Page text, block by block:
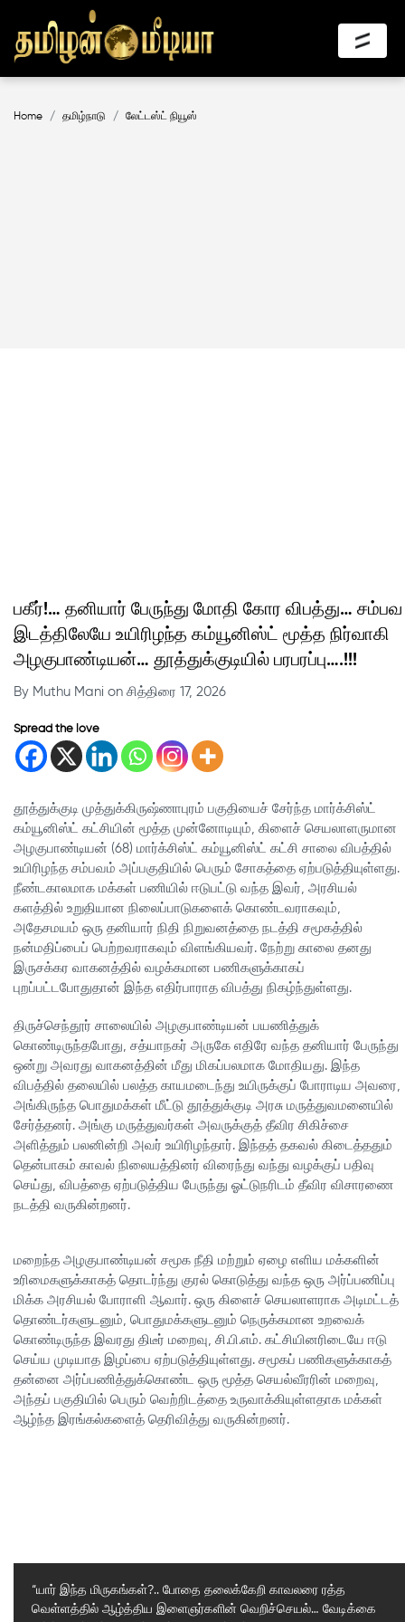
Home தமிழ்நாடு லேட்டஸ்ட் நியூஸ்
பகீர்!… தனியார் பேருந்து மோதி கோர விபத்து… சம்பவ
இடத்திலேயே உயிரிழந்த கம்யூனிஸ்ட் மூத்த நிர்வாகி
அழகுபாண்டியன்… தூத்துக்குடியில் பரபரப்பு….!!!
By Muthu Mani on சித்திரை 17, 2026
Spread the love
தூத்துக்குடி முத்துக்கிருஷ்ணாபுரம் பகுதியைச் சேர்ந்த மார்க்சிஸ்ட்
கம்யூனிஸ்ட் கட்சியின் மூத்த முன்னோடியும், கிளைச் செயலாளருமான
அழகுபாண்டியன் (68) மார்க்சிஸ்ட் கம்யூனிஸ்ட் கட்சி சாலை விபத்தில்
உயிரிழந்த சம்பவம் அப்பகுதியில் பெரும் சோகத்தை ஏற்படுத்தியுள்ளது.
நீண்டகாலமாக மக்கள் பணியில் ஈடுபட்டு வந்த இவர், அரசியல்
களத்தில் உறுதியான நிலைப்பாடுகளைக் கொண்டவராகவும்,
அதேசமயம் ஒரு தனியார் நிதி நிறுவனத்தை நடத்தி சமூகத்தில்
நன்மதிப்பைப் பெற்றவராகவும் விளங்கியவர். நேற்று காலை தனது
இருசக்கர வாகனத்தில் வழக்கமான பணிகளுக்காகப்
புறப்பட்டபோதுதான் இந்த எதிர்பாராத விபத்து நிகழ்ந்துள்ளது.
திருச்செந்தூர் சாலையில் அழகுபாண்டியன் பயணித்துக்
கொண்டிருந்தபோது, சத்யாநகர் அருகே எதிரே வந்த தனியார் பேருந்து
ஒன்று அவரது வாகனத்தின் மீது மிகப்பலமாக மோதியது. இந்த
விபத்தில் தலையில் பலத்த காயமடைந்து உயிருக்குப் போராடிய அவரை,
அங்கிருந்த பொதுமக்கள் மீட்டு தூத்துக்குடி அரசு மருத்துவமனையில்
சேர்த்தனர். அங்கு மருத்துவர்கள் அவருக்குத் தீவிர சிகிச்சை
அளித்தும் பலனின்றி அவர் உயிரிழந்தார். இந்தத் தகவல் கிடைத்ததும்
தென்பாகம் காவல் நிலையத்தினர் விரைந்து வந்து வழக்குப் பதிவு
செய்து, விபத்தை ஏற்படுத்திய பேருந்து ஓட்டுநரிடம் தீவிர விசாரணை
நடத்தி வருகின்றனர்.
மறைந்த அழகுபாண்டியன் சமூக நீதி மற்றும் ஏழை எளிய மக்களின்
உரிமைகளுக்காகத் தொடர்ந்து குரல் கொடுத்து வந்த ஒரு அர்ப்பணிப்பு
மிக்க அரசியல் போராளி ஆவார். ஒரு கிளைச் செயலாளராக அடிமட்டத்
தொண்டர்களுடனும், பொதுமக்களுடனும் நெருக்கமான உறவைக்
கொண்டிருந்த இவரது திடீர் மறைவு, சி.பி.எம். கட்சியினரிடையே ஈடு
செய்ய முடியாத இழப்பை ஏற்படுத்தியுள்ளது. சமூகப் பணிகளுக்காகத்
தன்னை அர்ப்பணித்துக்கொண்ட ஒரு மூத்த செயல்வீரரின் மறைவு,
அந்தப் பகுதியில் பெரும் வெற்றிடத்தை உருவாக்கியுள்ளதாக மக்கள்
ஆழ்ந்த இரங்கல்களைத் தெரிவித்து வருகின்றனர்.
Previous
“யார் இந்த மிருகங்கள்?.. போதை தலைக்கேறி காவலரை ரத்த
வெள்ளத்தில் ஆழ்த்திய இளைஞர்களின் வெறிச்செயல்… வேடிக்கை